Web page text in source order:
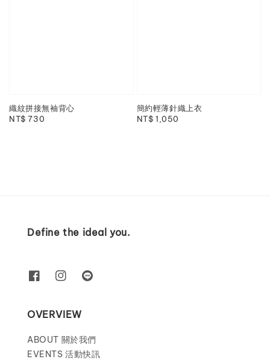
織紋拼接無袖背心
Regular
NT$ 730
簡約輕薄針織上衣
Regular
NT$ 1,050
Define the ideal you.
OVERVIEW
ABOUT 關於我們
EVENTS 活動快訊